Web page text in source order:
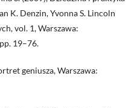
K. Denzin, Yvonna S. Lincoln
vol. 1, Warszawa:
19–76.
geniusza, Warszawa: